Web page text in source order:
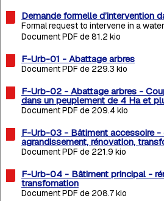
Demande formelle d’intervention
Formal request to intervene in a
Document PDF de 81.2 kio
F-Urb-01 - Abattage arbres
Document PDF de 229.3 kio
F-Urb-02 - Abattage arbres -
dans un peuplement de 4 Ha et
Document PDF de 209.4 kio
F-Urb-03 - Bâtiment accessoire -
agrandissement, rénovation,
Document PDF de 221.9 kio
F-Urb-04 - Bâtiment principal -
transfomation
Document PDF de 208.7 kio